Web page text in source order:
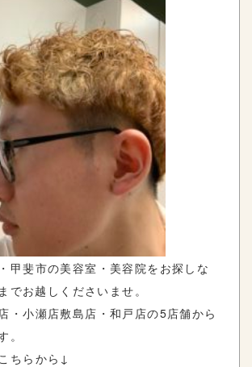
甲斐市の美容室・美容院をお探しな
でお越しくださいませ。
・小瀬店敷島店・和戸店の5店舗から
。
ちらから↓